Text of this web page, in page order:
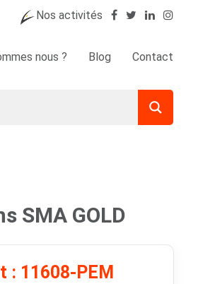
Nos activités
nous ? Blog Contact
SMA GOLD
: 11608-PEM